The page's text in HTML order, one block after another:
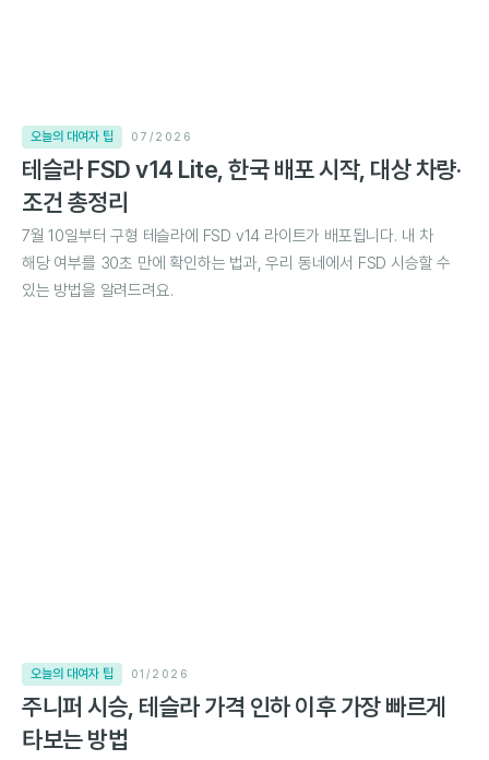
오늘의 대여자 팁 07/2026
테슬라 FSD v14 Lite, 한국 배포 시작, 대상 차량·
조건 총정리
7월 10일부터 구형 테슬라에 FSD v14 라이트가 배포됩니다. 내 차
해당 여부를 30초 만에 확인하는 법과, 우리 동네에서 FSD 시승할 수
있는 방법을 알려드려요.
오늘의 대여자 팁 01/2026
주니퍼 시승, 테슬라 가격 인하 이후 가장 빠르게
타보는 방법